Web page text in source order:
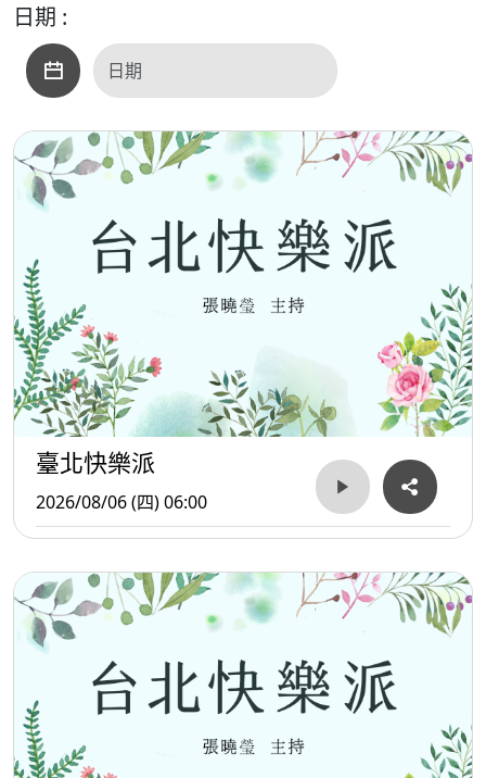
日期 :
臺北快樂派
2026/08/06 (四) 06:00